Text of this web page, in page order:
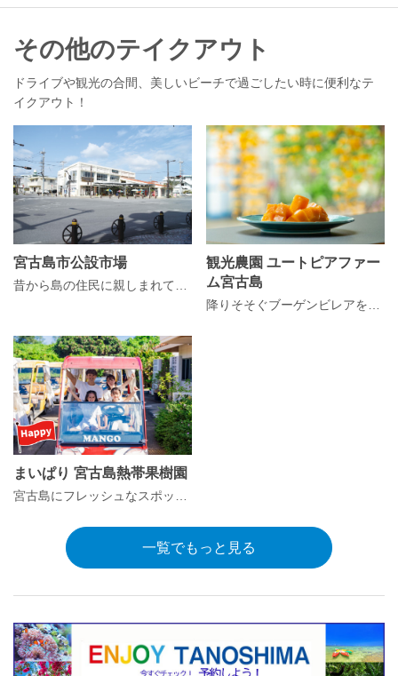
その他のテイクアウト
ドライブや観光の合間、美しいビーチで過ごしたい時に便利なテ
イクアウト！
宮古島市公設市場
観光農園 ユートピアファー
ム宮古島
まいぱり 宮古島熱帯果樹園
一覧でもっと見る